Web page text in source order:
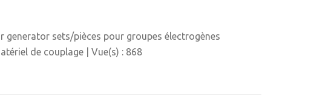
generator sets/pièces pour groupes électrogènes
de couplage | Vue(s) : 868